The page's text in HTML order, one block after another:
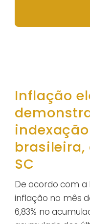
Inflação
brasileira,
SC
De acordo com a
inflação no mês
6,83% no